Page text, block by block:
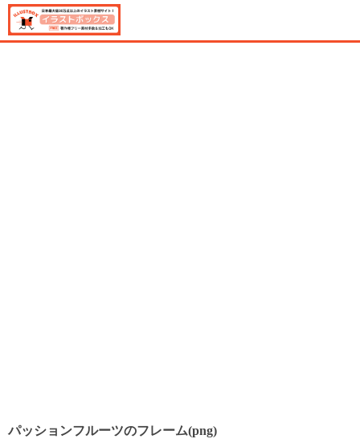
パッションフルーツのフレーム(png)